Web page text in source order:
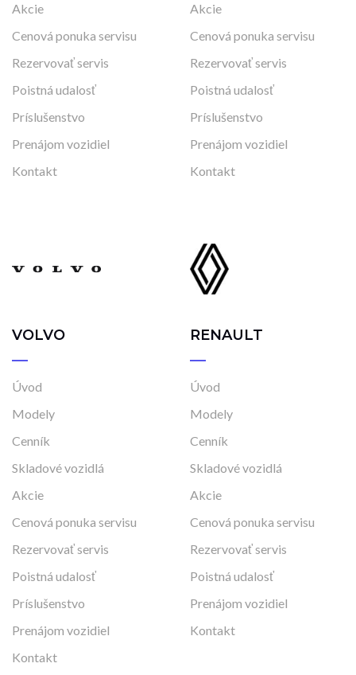
Akcie
Cenová ponuka servisu
Rezervovať servis
Poistná udalosť
Príslušenstvo
Prenájom vozidiel
Kontakt
Akcie
Cenová ponuka servisu
Rezervovať servis
Poistná udalosť
Príslušenstvo
Prenájom vozidiel
Kontakt
VOLVO
Úvod
Modely
Cenník
Skladové vozidlá
Akcie
Cenová ponuka servisu
Rezervovať servis
Poistná udalosť
Príslušenstvo
Prenájom vozidiel
Kontakt
RENAULT
Úvod
Modely
Cenník
Skladové vozidlá
Akcie
Cenová ponuka servisu
Rezervovať servis
Poistná udalosť
Prenájom vozidiel
Kontakt